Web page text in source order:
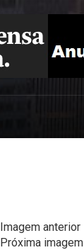
Imagem anterior
Próxima imagem